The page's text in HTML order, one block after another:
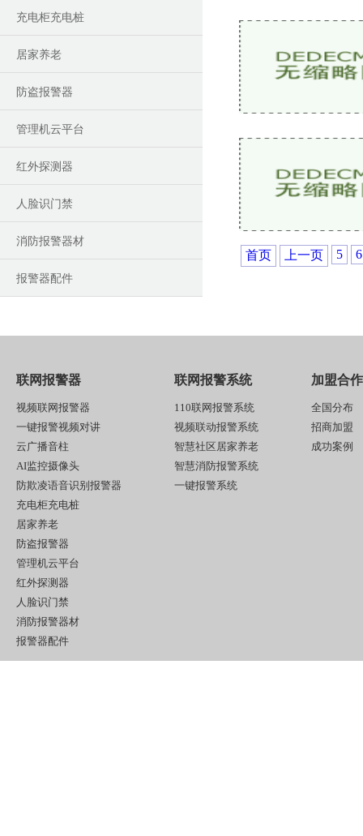
充电柜充电桩
居家养老
防盗报警器
管理机云平台
红外探测器
人脸识门禁
消防报警器材
报警器配件
首页 上一页 5 6
联网报警器
视频联网报警器
一键报警视频对讲
云广播音柱
AI监控摄像头
防欺凌语音识别报警器
充电柜充电桩
居家养老
防盗报警器
管理机云平台
红外探测器
人脸识门禁
消防报警器材
报警器配件
联网报警系统
110联网报警系统
视频联动报警系统
智慧社区居家养老
智慧消防报警系统
一键报警系统
加盟合作
全国分布
招商加盟
成功案例